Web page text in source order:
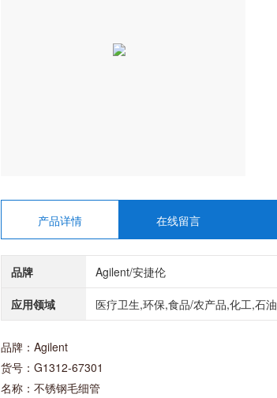
产品详情 在线留言
品牌 Agilent/安捷伦
应用领域 医疗卫生,环保,食品/农产品,化工,石油
品牌：Agilent
货号：G1312-67301
名称：不锈钢毛细管